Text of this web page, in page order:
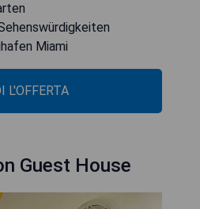
Miami
L'OFFERTA
Guest House